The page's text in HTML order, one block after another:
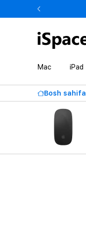
Mac iPad
Bosh sahifa